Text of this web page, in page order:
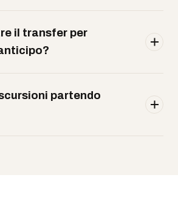
il transfer per
partendo